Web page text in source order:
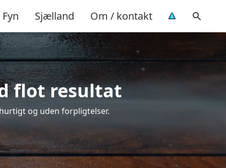
Fyn Sjælland Om / kontakt
flot resultat
og uden forpligtelser.